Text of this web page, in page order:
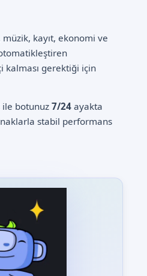
kayıt, ekonomi ve
kalması gerektiği için
ile botunuz 7/24 ayakta
stabil performans